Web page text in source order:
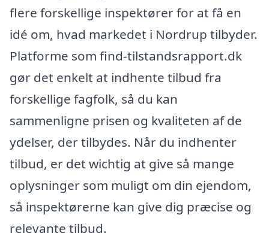
flere forskellige inspektører for at få en
idé om, hvad markedet i Nordrup tilbyder.
Platforme som find-tilstandsrapport.dk
gør det enkelt at indhente tilbud fra
forskellige fagfolk, så du kan
sammenligne prisen og kvaliteten af de
ydelser, der tilbydes. Når du indhenter
tilbud, er det wichtig at give så mange
oplysninger som muligt om din ejendom,
så inspektørerne kan give dig præcise og
relevante tilbud.